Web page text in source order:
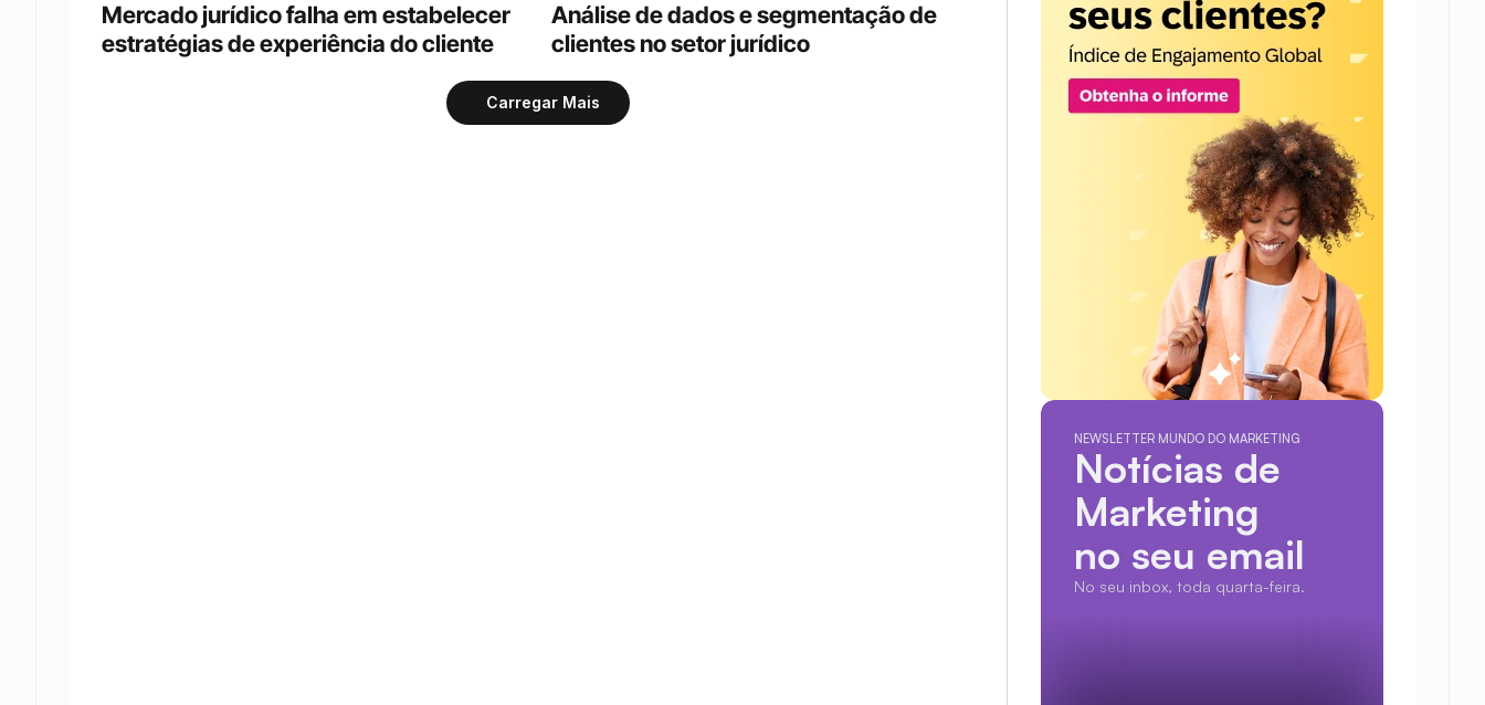
Mercado jurídico falha em estabelecer
estratégias de experiência do cliente
Análise de dados e segmentação de
clientes no setor jurídico
Carregar Mais
NEWSLETTER MUNDO DO MARKETING
Notícias de
Marketing
no seu email
No seu inbox, toda quarta-feira.